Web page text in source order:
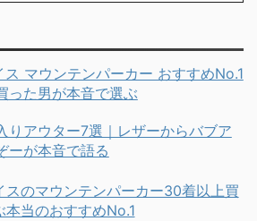
ス マウンテンパーカー おすすめNo.1
った男が本音で選ぶ
りアウター7選｜レザーからバブア
ーが本音で語る
スのマウンテンパーカー30着以上買
本当のおすすめNo.1